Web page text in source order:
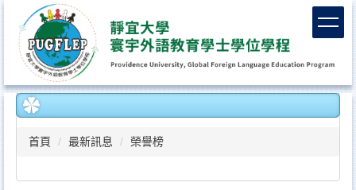
容
區
首頁 最新訊息 榮譽榜